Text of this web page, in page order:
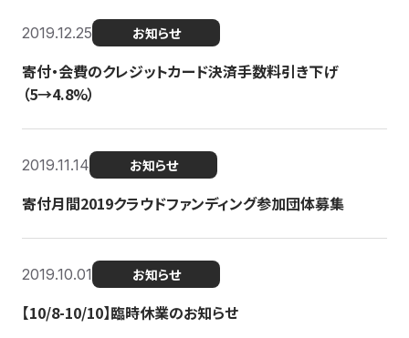
2019.12.25 お知らせ
寄付・会費のクレジットカード決済手数料引き下げ
（5→4.8%）
2019.11.14 お知らせ
寄付月間2019クラウドファンディング参加団体募集
2019.10.01 お知らせ
【10/8-10/10】臨時休業のお知らせ